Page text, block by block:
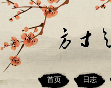
首页 日志